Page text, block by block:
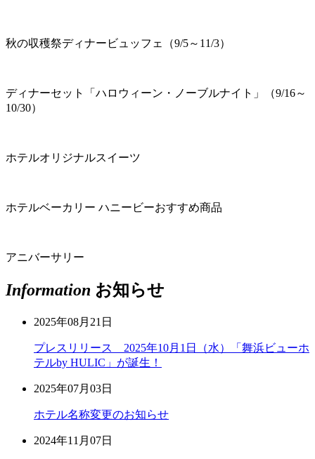
秋の収穫祭ディナービュッフェ（9/5～11/3）
ディナーセット「ハロウィーン・ノーブルナイト」（9/16～
10/30）
ホテルオリジナルスイーツ
ホテルベーカリー ハニービーおすすめ商品
アニバーサリー
Information お知らせ
2025年08月21日
プレスリリース 2025年10月1日（水）「舞浜ビューホ
テルby HULIC」が誕生！
2025年07月03日
ホテル名称変更のお知らせ
2024年11月07日